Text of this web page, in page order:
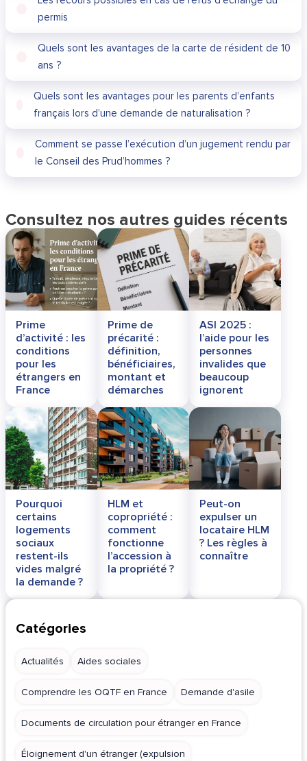
permis
Quels sont les avantages de la carte de résident de 10
ans ?
Quels sont les avantages pour les parents d’enfants
français lors d’une demande de naturalisation ?
Comment se passe l’exécution d’un jugement rendu par
le Conseil des Prud’hommes ?
Consultez nos autres guides récents
Prime
d’activité : les
conditions
pour les
étrangers en
France
Prime de
précarité :
définition,
bénéficiaires,
montant et
démarches
ASI 2025 :
l’aide pour les
personnes
invalides que
beaucoup
ignorent
Pourquoi
certains
logements
sociaux
restent-ils
vides malgré
la demande ?
HLM et
copropriété :
comment
fonctionne
l’accession à
la propriété ?
Peut-on
expulser un
locataire HLM
? Les règles à
connaître
Catégories
Actualités Aides sociales
Comprendre les OQTF en France Demande d'asile
Documents de circulation pour étranger en France
Éloignement d'un étranger (expulsion